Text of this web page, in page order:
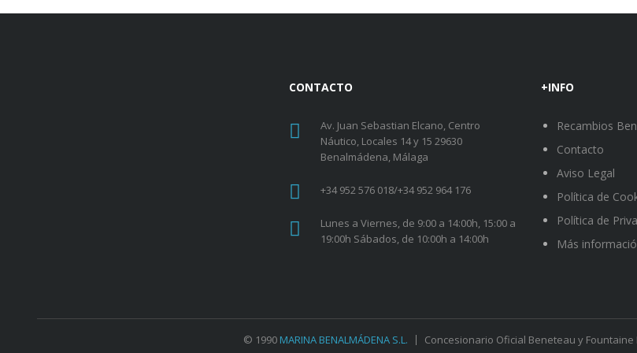
CONTACTO
Av. Juan Sebastian Elcano, Centro
Náutico, Locales 14 y 15 29630
Benalmádena, Málaga
+34 952 576 018/+34 952 964 176
Lunes a Viernes, de 9:00 a 14:00h, 15:00 a
19:00h Sábados, de 10:00h a 14:00h
+INFO
Recambios
Contacto
Aviso Legal
Política de
Política de
Más
© 1990 MARINA BENALMÁDENA S.L. Concesionario Oficial Beneteau y Fountaine